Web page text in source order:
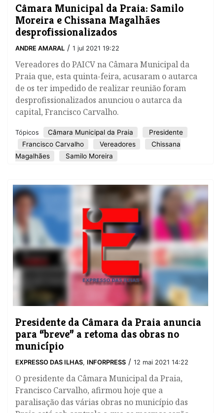
Câmara Municipal da Praia: Samilo
Moreira e Chissana Magalhães
desprofissionalizados
ANDRE AMARAL / 1 jul 2021 19:22
Vereadores do PAICV na Câmara Municipal da
Praia que, esta quinta-feira, acusaram o autarca
de os ter impedido de realizar reunião foram
desprofissionalizados anunciou o autarca da
capital, Francisco Carvalho.
Tópicos Câmara Municipal da Praia
Presidente
Francisco Carvalho
Vereadores
Chissana
Magalhães
Samilo Moreira
Presidente da Câmara da Praia anuncia
para “breve” a retoma das obras no
município
EXPRESSO DAS ILHAS, INFORPRESS / 12 mai 2021 14:22
O presidente da Câmara Municipal da Praia,
Francisco Carvalho, afirmou hoje que a
paralisação das várias obras no município das